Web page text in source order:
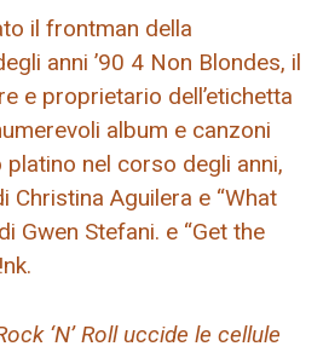
il frontman della
anni ’90 4 Non Blondes, il
e proprietario dell’etichetta
album e canzoni
platino nel corso degli anni,
Christina Aguilera e “What
Gwen Stefani. e “Get the
‘N’ Roll uccide le cellule